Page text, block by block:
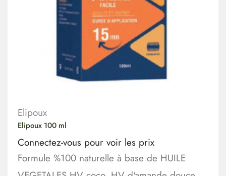
Elipoux
Elipoux 100 ml
Connectez-vous pour voir les prix
Formule %100 naturelle à base de HUILE